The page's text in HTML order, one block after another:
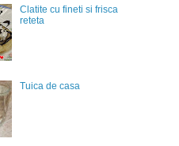
Clatite cu fineti si frisca
reteta
Tuica de casa